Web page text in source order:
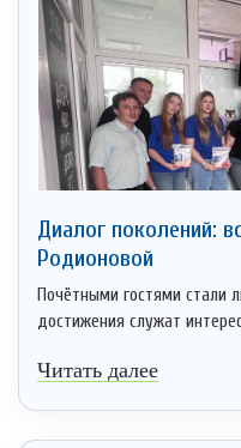
Диалог поколений:
Родионовой
Почётными гостями стали
достижения служат
Читать далее